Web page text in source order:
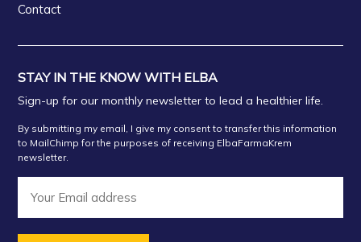
Contact
STAY IN THE KNOW WITH ELBA
Sign-up for our monthly newsletter to lead a healthier life.
By submitting my email, I give my consent to transfer this information
to MailChimp for the purposes of receiving ElbaFarmaKrem
newsletter.